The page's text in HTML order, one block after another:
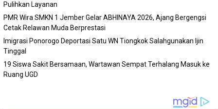
Pulihkan Layanan
PMR Wira SMKN 1 Jember Gelar ABHINAYA 2026, Ajang Bergengsi
Cetak Relawan Muda Berprestasi
Imigrasi Ponorogo Deportasi Satu WN Tiongkok Salahgunakan Ijin
Tinggal
19 Siswa Sakit Bersamaan, Wartawan Sempat Terhalang Masuk ke
Ruang UGD